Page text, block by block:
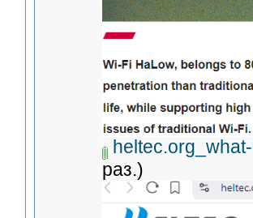
раз.)